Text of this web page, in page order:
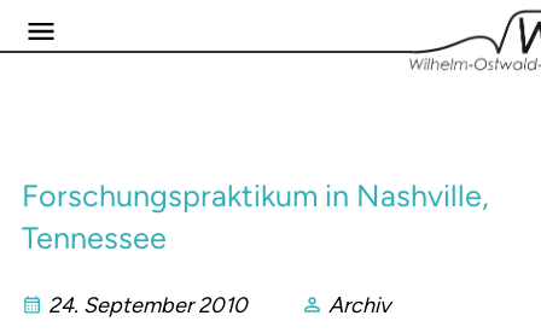
Forschungspraktikum in Nashville,
Tennessee
24. September 2010
Archiv